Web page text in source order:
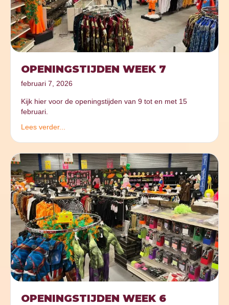
OPENINGSTIJDEN WEEK 7
februari 7, 2026
Kijk hier voor de openingstijden van 9 tot en met 15
februari.
Lees verder...
OPENINGSTIJDEN WEEK 6